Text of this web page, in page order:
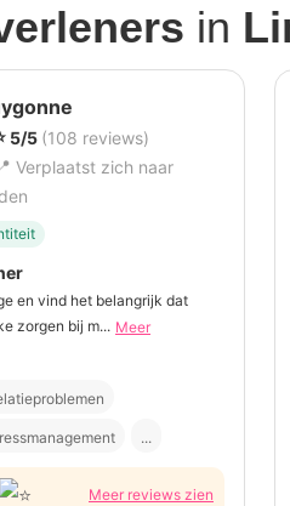
in
5/5 (108 reviews)
Verplaatst zich naar
en vind het belangrijk dat
zorgen bij m... Meer
...
Meer reviews zien